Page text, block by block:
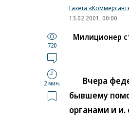
Газета
13.02.2001, 00:00
720
2 мин.
Милиционер
Вчера
бывшему
органами и